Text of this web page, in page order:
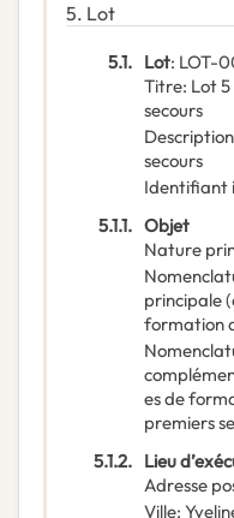
5. Lot
5.1. Lot: LOT-
Titre: Lot
secours
Description
secours
Identifiant
5.1.1. Objet
Nature
principale(
formation
es de
premiers
5.1.2. Lieu
Adresse
Ville: